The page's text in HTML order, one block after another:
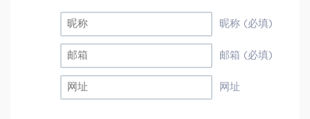
昵称 (必填)
邮箱 (必填)
网址